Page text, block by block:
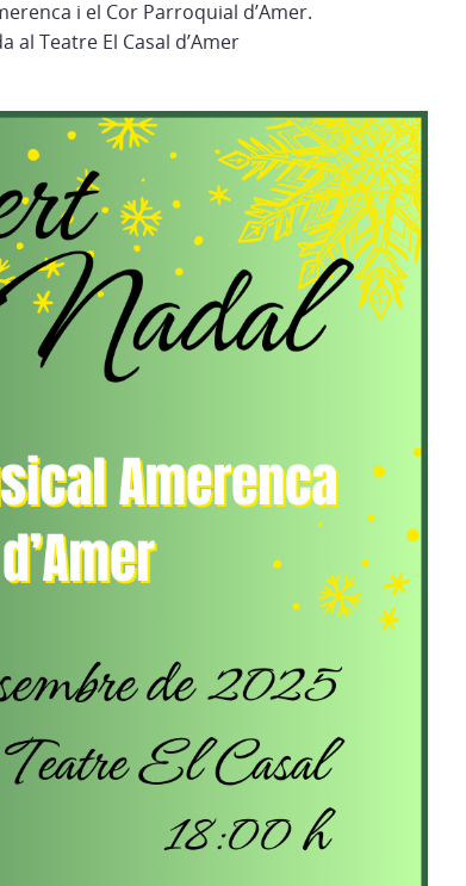
i el Cor Parroquial d’Amer.
al Teatre El Casal d’Amer